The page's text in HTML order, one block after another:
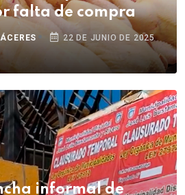
falta de compra
22 DE JUNIO DE 2025
informal de